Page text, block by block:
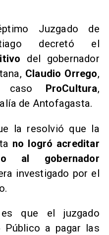
Juzgado de
decretó el
del gobernador
Claudio Orrego,
caso ProCultura,
de Antofagasta.
la resolvió que la
no logró acreditar
al gobernador
investigado por el
que el juzgado
Público a pagar las